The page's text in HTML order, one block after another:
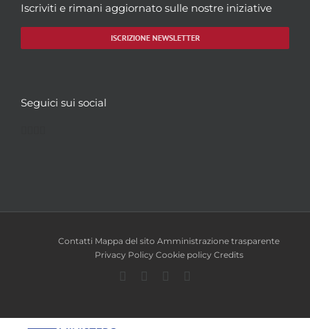
Iscriviti e rimani aggiornato sulle nostre iniziative
ISCRIZIONE NEWSLETTER
Seguici sui social
Contatti Mappa del sito Amministrazione trasparente
Privacy Policy Cookie policy Credits
Facebook
TwitterYouTube